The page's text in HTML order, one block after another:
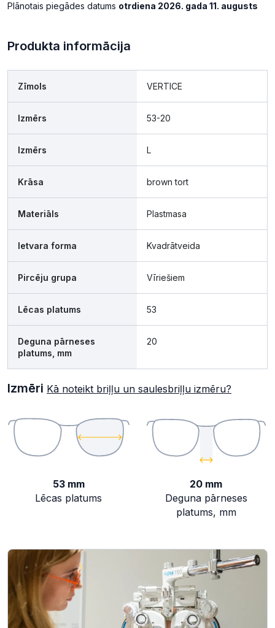
Plānotais piegādes datums otrdiena 2026. gada 11. augusts
Produkta informācija
Zīmols VERTICE
Izmērs 53-20
Izmērs L
Krāsa brown tort
Materiāls Plastmasa
Ietvara forma Kvadrātveida
Pircēju grupa Vīriešiem
Lēcas platums 53
Deguna pārneses
platums, mm
20
Izmēri Kā noteikt briļļu un saulesbriļļu izmēru?
53 mm
Lēcas platums
20 mm
Deguna pārneses
platums, mm